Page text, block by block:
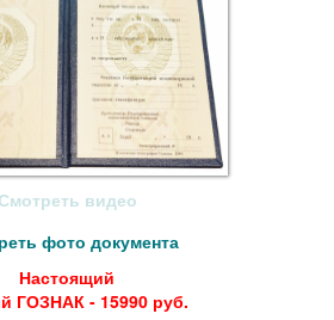
Смотреть видео
фото документа
Настоящий
ГОЗНАК - 15990 руб.